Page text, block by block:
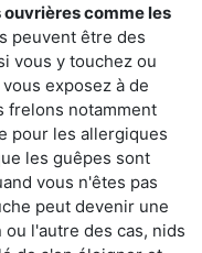
comme les
peuvent être des
vous y touchez ou
exposez à de
frelons notamment
pour les allergiques
les guêpes sont
vous n'êtes pas
peut devenir une
l'autre des cas, nids